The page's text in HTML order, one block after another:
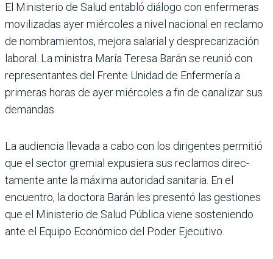
El Ministerio de Salud entabló diálogo con enfermeras
movili­zadas ayer miércoles a nivel nacional en reclamo
de nom­bramientos, mejora salarial y desprecarización
laboral. La ministra María Teresa Barán se reunió con
representantes del Frente Unidad de Enfer­mería a
primeras horas de ayer miércoles a fin de cana­lizar sus
demandas.
La audiencia llevada a cabo con los dirigentes permitió
que el sector gremial expu­siera sus reclamos direc­
tamente ante la máxima autoridad sanitaria. En el
encuentro, la doctora Barán les presentó las gestiones
que el Ministerio de Salud Pública viene sosteniendo
ante el Equipo Económico del Poder Ejecutivo.